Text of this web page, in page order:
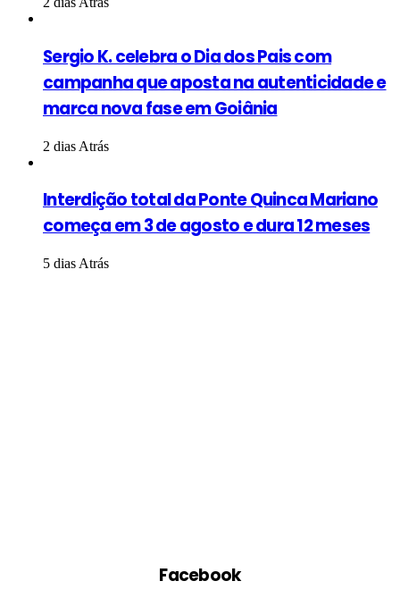
Sergio K. celebra o Dia dos Pais com
campanha que aposta na autenticidade e
marca nova fase em Goiânia
2 dias Atrás
Interdição total da Ponte Quinca Mariano
começa em 3 de agosto e dura 12 meses
5 dias Atrás
Facebook